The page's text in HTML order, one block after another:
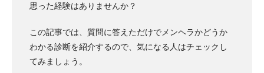
思った経験はありませんか？
この記事では、質問に答えただけでメンヘラかどうか
わかる診断を紹介するので、気になる人はチェックし
てみましょう。